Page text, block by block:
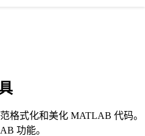
格式化和美化 MATLAB 代码。
功能。